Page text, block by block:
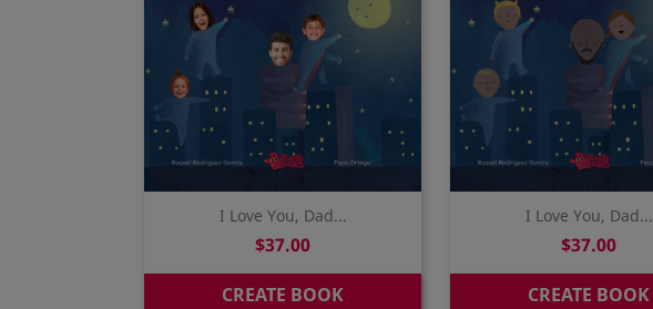
I Love You, Dad...
Price
$37.00
CREATE BOOK
I Love You, Dad...
Price
$37.00
CREATE BOOK